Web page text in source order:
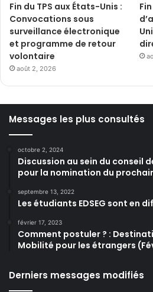
Fin du TPS aux États-Unis :
Convocations sous
surveillance électronique
et programme de retour
volontaire
août 2, 2026
Messages les plus consultés
octobre 2, 2024
Discussion au sein du conseil
pour la nomination du
septembre 13, 2022
Les étudiants EDSEG sont en
février 17, 2023
Comment postuler ? :
Mobilité pour les étrangers
Derniers messages modifiés